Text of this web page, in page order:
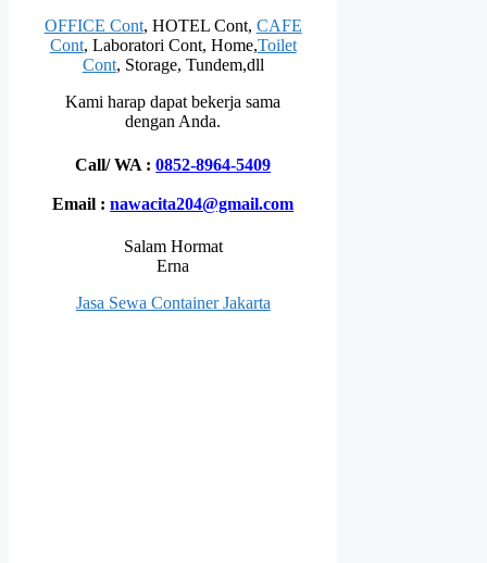
OFFICE Cont, HOTEL Cont, CAFE
Cont, Laboratori Cont, Home,Toilet
Cont, Storage, Tundem,dll
Kami harap dapat bekerja sama
dengan Anda.
Call/ WA :0852-8964-5409
Email :nawacita204@gmail.com
Salam Hormat
Erna
Jasa Sewa Container Jakarta